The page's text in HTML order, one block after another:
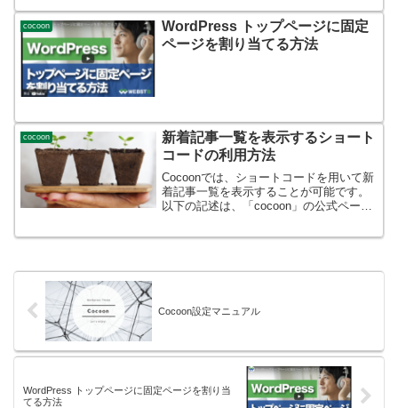
用方法人気記事一覧を表示するショート
コードの利用方法デフォルトではCocoon
のウィジェッ...
cocoon
WordPress トップページに固定
ページを割り当てる方法
cocoon
新着記事一覧を表示するショート
コードの利用方法
Cocoonでは、ショートコードを用いて新
着記事一覧を表示することが可能です。
以下の記述は、「cocoon」の公式ページ
以前Simplicityテーマのフォーラムで、
Cocoon設定マニュアル
WordPress トップページに固定ページを割り当
てる方法